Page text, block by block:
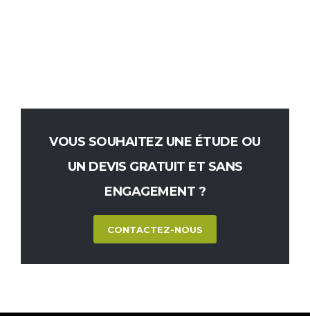
VOUS SOUHAITEZ UNE ÉTUDE OU
UN DEVIS GRATUIT ET SANS
ENGAGEMENT ?
CONTACTEZ-NOUS